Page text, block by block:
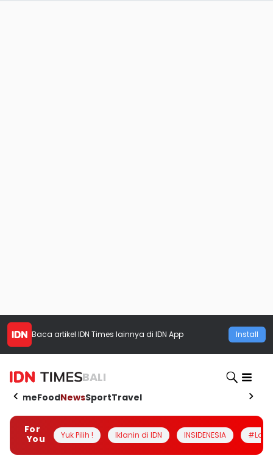
Baca artikel IDN Times lainnya di IDN App Install
BALI
HomeFoodNewsSportTravel
For
You
Yuk Pilih ! Iklanin di IDN INSIDENESIA